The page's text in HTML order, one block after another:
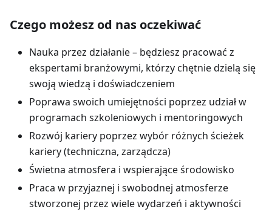
Czego możesz od nas oczekiwać
Nauka przez działanie – będziesz pracować z
ekspertami branżowymi, którzy chętnie dzielą się
swoją wiedzą i doświadczeniem
Poprawa swoich umiejętności poprzez udział w
programach szkoleniowych i mentoringowych
Rozwój kariery poprzez wybór różnych ścieżek
kariery (techniczna, zarządcza)
Świetna atmosfera i wspierające środowisko
Praca w przyjaznej i swobodnej atmosferze
stworzonej przez wiele wydarzeń i aktywności